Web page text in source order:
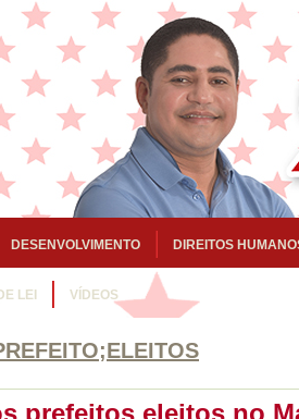
DESENVOLVIMENTO DIREITOS
LEI VÍDEOS
prefeitos eleitos no